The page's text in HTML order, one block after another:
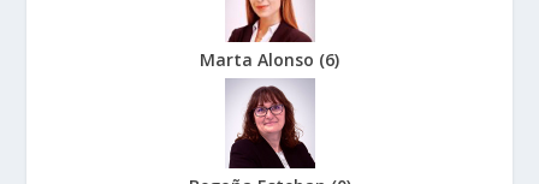
Marta Alonso (6)